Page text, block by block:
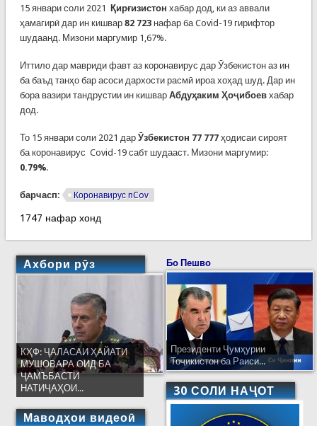
15 январи соли 2021 Қирғизистон хабар дод, ки аз аввали
ҳамагирӣ дар ин кишвар 82 723нафар ба Covid-19 гирифтор
шудаанд. Мизони маргумир 1,67%.
Иттило дар мавриди фавт аз коронавирус дар Ӯзбекистон аз ин
ба баъд танҳо бар асоси дархости расмӣ ироа хоҳад шуд. Дар ин
бора вазири тандрустии ин кишвар Абдуҳаким Ҳоҷибоевхабар
дод.
То 15 январи соли 2021 дар Ӯзбекистон 77 777ҳодисаи сироят
ба коронавирус Covid-19 сабт шудааст. Мизони маргумир:
0.79%.
барчасп: Коронавирус nCov
1747 нафар хонд
Ахбори рӯз
КҲФ: ҶАЛАСАИ ҲАЙАТИ
МУШОВАРА ОИД БА
ҶАМЪБАСТИ
НАТИҶАҲОИ...
Маводҳои видеоӣ
Бо Пешво
Президенти Ҷумҳурии
Тоҷикистон ба Раиси...
30 СОЛИ НАҶОТ